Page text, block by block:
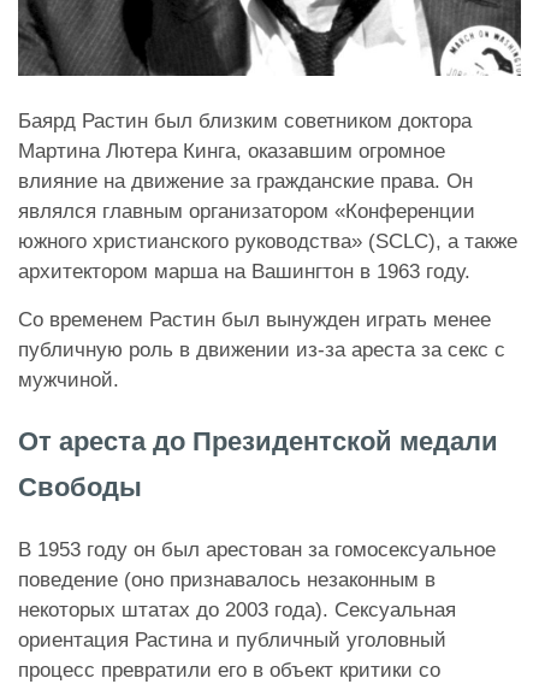
Баярд Растин был близким советником доктора
Мартина Лютера Кинга, оказавшим огромное
влияние на движение за гражданские права. Он
являлся главным организатором «Конференции
южного христианского руководства» (SCLC), а также
архитектором марша на Вашингтон в 1963 году.
Со временем Растин был вынужден играть менее
публичную роль в движении из-за ареста за секс с
мужчиной.
От ареста до Президентской медали
Свободы
В 1953 году он был арестован за гомосексуальное
поведение (оно признавалось незаконным в
некоторых штатах до 2003 года). Сексуальная
ориентация Растина и публичный уголовный
процесс превратили его в объект критики со